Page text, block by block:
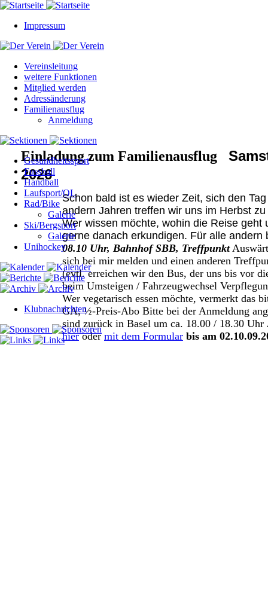
Einladung zum Familienausflug
2026
Schon bald ist es wieder Zeit, sich den
andern Jahren treffen wir uns im Herbst
Wer wissen möchte, wohin die Reise
gerne danach erkundigen. Für alle
08.10 Uhr, Bahnhof SBB, Treffpunkt
sich bei mir melden und einen anderen
(evtl. erreichen wir den Bus, der uns bis vor
beim Umsteigen / Fahrzeugwechsel
Wer vegetarisch essen möchte, vermerkt das
GA, ½-Preis-Abo Bitte bei der Anmeldung
sind zurück in Basel um ca. 18.00 / 18.30 Uhr
hieroder mit dem Formular bis am
Impressum
Vereinsleitung
weitere Funktionen
Mitglied werden
Adressänderung
Familienausflug
Anmeldung
Gesundheitssport
Fussball
Handball
Laufsport/OL
Rad/Bike
Galerie
Ski/Bergsport
Galerie
Unihockey
Klubnachrichten